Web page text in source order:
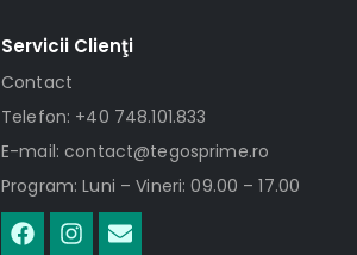
Servicii Clienţi
Contact
Telefon: +40 748.101.833
E-mail: contact@tegosprime.ro
Program: Luni – Vineri: 09.00 – 17.00